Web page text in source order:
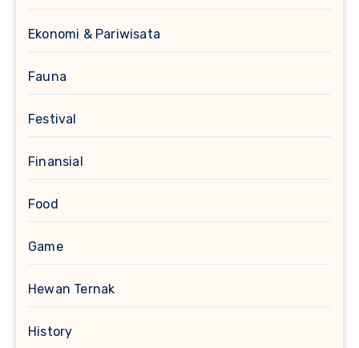
Ekonomi & Pariwisata
Fauna
Festival
Finansial
Food
Game
Hewan Ternak
History